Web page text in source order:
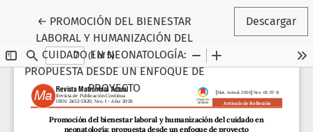
← Volver a los detalles del artículo
PROMOCIÓN DEL BIENESTAR
LABORAL Y HUMANIZACIÓN DEL
CUIDADO EN NEONATOLOGÍA:
PROPUESTA DESDE UN ENFOQUE DE
PROYECTO
Descargar